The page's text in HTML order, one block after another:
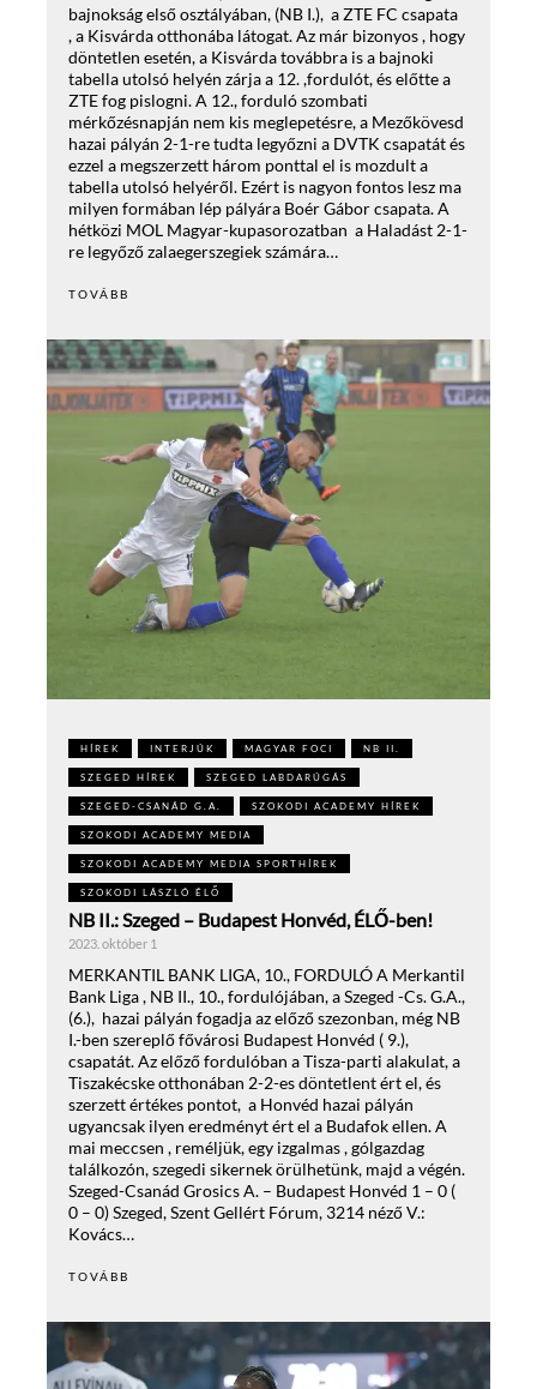
bajnokság első osztályában, (NB I.), a ZTE FC csapata
, a Kisvárda otthonába látogat. Az már bizonyos , hogy
döntetlen esetén, a Kisvárda továbbra is a bajnoki
tabella utolsó helyén zárja a 12. ,fordulót, és előtte a
ZTE fog pislogni. A 12., forduló szombati
mérkőzésnapján nem kis meglepetésre, a Mezőkövesd
hazai pályán 2-1-re tudta legyőzni a DVTK csapatát és
ezzel a megszerzett három ponttal el is mozdult a
tabella utolsó helyéről. Ezért is nagyon fontos lesz ma
milyen formában lép pályára Boér Gábor csapata. A
hétközi MOL Magyar-kupasorozatban a Haladást 2-1-
re legyőző zalaegerszegiek számára…
TOVÁBB
HÍREK INTERJÚK MAGYAR FOCI NB II.
SZEGED HÍREK SZEGED LABDARÚGÁS
SZEGED-CSANÁD G.A. SZOKODI ACADEMY HÍREK
SZOKODI ACADEMY MEDIA
SZOKODI ACADEMY MEDIA SPORTHÍREK
SZOKODI LÁSZLÓ ÉLŐ
NB II.: Szeged – Budapest Honvéd, ÉLŐ-ben!
2023. október 1
MERKANTIL BANK LIGA, 10., FORDULÓ A Merkantil
Bank Liga , NB II., 10., fordulójában, a Szeged -Cs. G.A.,
(6.), hazai pályán fogadja az előző szezonban, még NB
I.-ben szereplő fővárosi Budapest Honvéd ( 9.),
csapatát. Az előző fordulóban a Tisza-parti alakulat, a
Tiszakécske otthonában 2-2-es döntetlent ért el, és
szerzett értékes pontot, a Honvéd hazai pályán
ugyancsak ilyen eredményt ért el a Budafok ellen. A
mai meccsen , reméljük, egy izgalmas , gólgazdag
találkozón, szegedi sikernek örülhetünk, majd a végén.
Szeged-Csanád Grosics A. – Budapest Honvéd 1 – 0 (
0 – 0) Szeged, Szent Gellért Fórum, 3214 néző V.:
Kovács…
TOVÁBB